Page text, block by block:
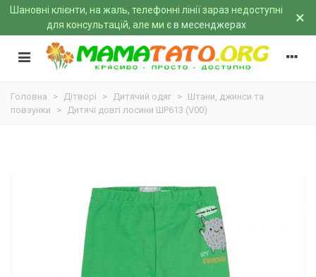
Шановні клієнти, на жаль, телефонні лінії зараз недоступні
для консультацій, але ми єв месенджерах ×
Головна > Дітворі > Дитячий одяг > Штани, джинси та
повзунки
> Дитячі довгі лосини ШР613 (V00)